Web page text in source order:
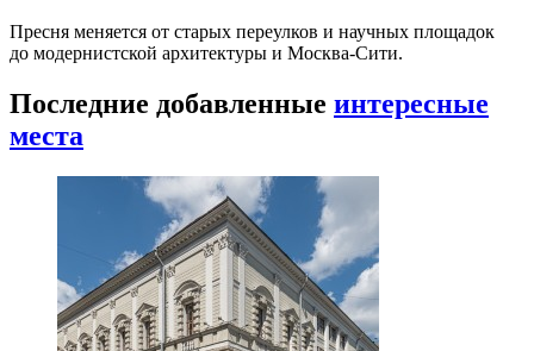
Пресня меняется от старых переулков и научных площадок
до модернистской архитектуры и Москва-Сити.
Последние добавленные интересные
места